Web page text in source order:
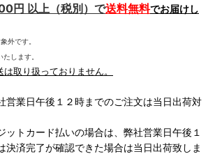
円 以上（税別）で送料無料でお届けし
外です。
します。
取り扱っておりません。
営業日午後１２時までのご注文は当日出荷対
ットカード払いの場合は、弊社営業日午後１
決済完了が確認できた場合は当日出荷致しま